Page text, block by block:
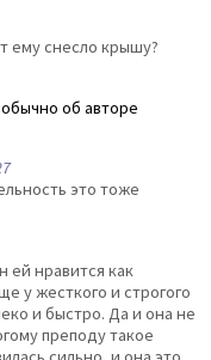
ему снесло крышу?
об авторе
это тоже
ей нравится как
у жесткого и строгого
и быстро. Да и она не
преподу такое